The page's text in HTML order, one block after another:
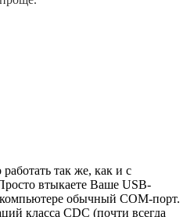
так же, как и с
втыкаете Ваше USB-
обычный COM-порт.
класса CDC (почти всегда